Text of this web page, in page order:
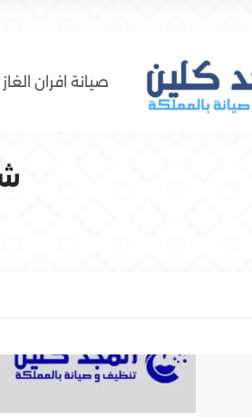
صيانة افران الغاز